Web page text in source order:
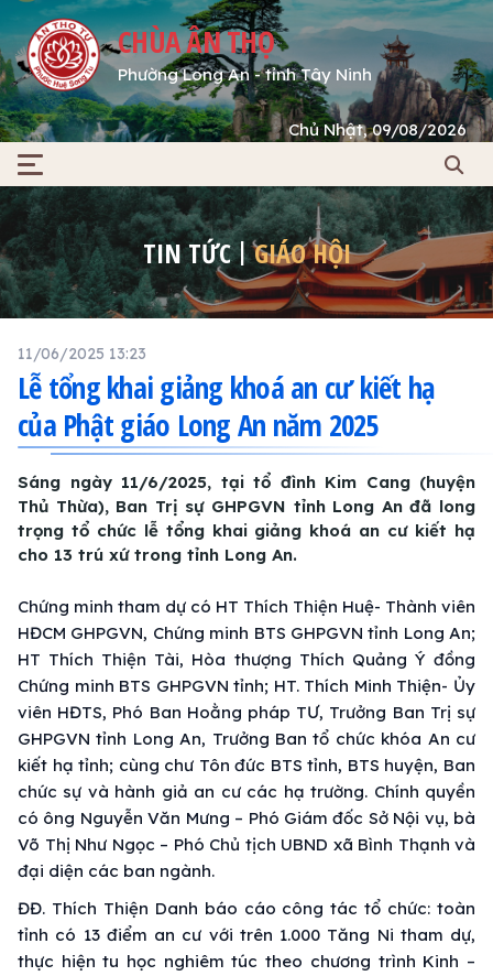
CHÙA ÂN THỌ
Phường Long An - tỉnh Tây Ninh
Chủ Nhật, 09/08/2026
TIN TỨC GIÁO HỘI
11/06/2025 13:23
Lễ tổng khai giảng khoá an cư kiết hạ
của Phật giáo Long An năm 2025
Sáng ngày 11/6/2025, tại tổ đình Kim Cang (huyện
Thủ Thừa), Ban Trị sự GHPGVN tỉnh Long An đã long
trọng tổ chức lễ tổng khai giảng khoá an cư kiết hạ
cho 13 trú xứ trong tỉnh Long An.
Chứng minh tham dự có HT Thích Thiện Huệ- Thành viên
HĐCM GHPGVN, Chứng minh BTS GHPGVN tỉnh Long An;
HT Thích Thiện Tài, Hòa thượng Thích Quảng Ý đồng
Chứng minh BTS GHPGVN tỉnh; HT. Thích Minh Thiện- Ủy
viên HĐTS, Phó Ban Hoằng pháp TƯ, Trưởng Ban Trị sự
GHPGVN tỉnh Long An, Trưởng Ban tổ chức khóa An cư
kiết hạ tỉnh; cùng chư Tôn đức BTS tỉnh, BTS huyện, Ban
chức sự và hành giả an cư các hạ trường. Chính quyền
có ông Nguyễn Văn Mưng – Phó Giám đốc Sở Nội vụ, bà
Võ Thị Như Ngọc – Phó Chủ tịch UBND xã Bình Thạnh và
đại diện các ban ngành.
ĐĐ. Thích Thiện Danh báo cáo công tác tổ chức: toàn
tỉnh có 13 điểm an cư với trên 1.000 Tăng Ni tham dự,
thực hiện tu học nghiêm túc theo chương trình Kinh –